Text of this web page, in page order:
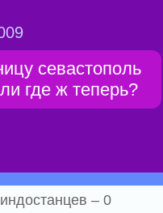
севастополь
где ж теперь?
– 0